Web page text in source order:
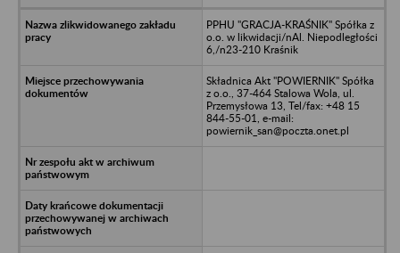
PPHU "GRACJA-KRAŚNIK" Spółka z
o.o. w likwidacji/nAl. Niepodległości
6,/n23-210 Kraśnik
Składnica Akt "POWIERNIK" Spółka
z o.o., 37-464 Stalowa Wola, ul.
Przemysłowa 13, Tel/fax: +48 15
844-55-01, e-mail:
powiernik_san@poczta.onet.pl